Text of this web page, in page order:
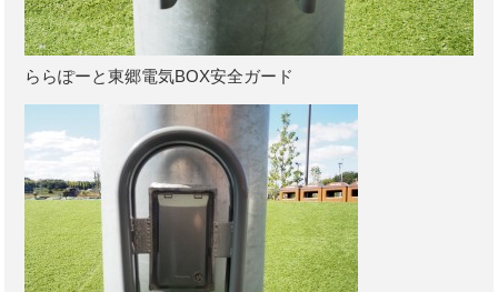
ららぽーと東郷電気BOX安全ガード